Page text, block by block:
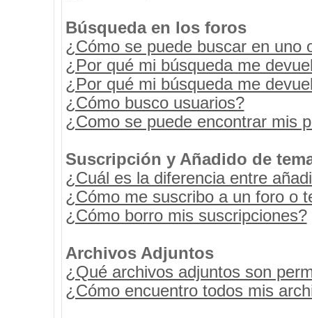
Búsqueda en los foros
¿Cómo se puede buscar en uno
¿Por qué mi búsqueda me
¿Por qué mi búsqueda me
¿Cómo busco usuarios?
¿Como se puede encontrar mis
Suscripción y Añadido de
¿Cuál es la diferencia entre
¿Cómo me suscribo a un foro o
¿Cómo borro mis suscripciones?
Archivos Adjuntos
¿Qué archivos adjuntos son
¿Cómo encuentro todos mis